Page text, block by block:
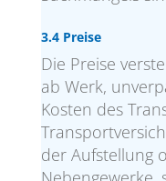
3.4 Preise
Die Preise
ab Werk,
Kosten des
der Aufstellung